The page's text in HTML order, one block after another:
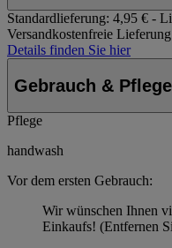
Standardlieferung: 4,95 € -
Versandkostenfreie
Details finden Sie hier
Gebrauch & Pflege
Pflege
handwash
Vor dem ersten Gebrauch:
Wir wünschen Ihnen
Einkaufs! (Entfernen